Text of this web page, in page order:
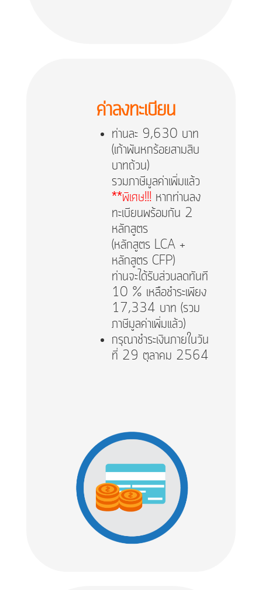
ค่าลงทะเบียน
ท่านละ 9,630 บาท
(เก้าพันหกร้อยสามสิบ
บาทถ้วน)​
รวมภาษีมูลค่าเพิ่มแล้ว
**พิเศษ!!! หากท่านลง
ทะเบียนพร้อมกัน 2
หลักสูตร
(หลักสูตร LCA +
หลักสูตร CFP)
ท่านจะได้รับส่วนลดทันที
10 % เหลือชำระเพียง
17,334 บาท (รวม
ภาษีมูลค่าเพิ่มแล้ว)
กรุณาชำระเงินภายในวัน
ที่ 29 ตุลาคม 2564